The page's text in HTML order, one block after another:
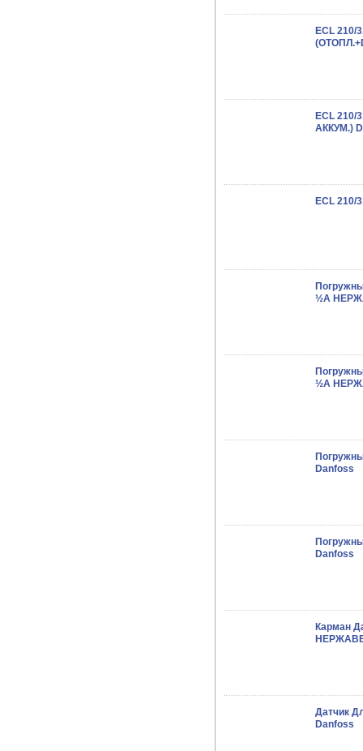
ECL
ECL
АККУМ.)
ECL
½A
½A
Danfoss
Danfoss
Карман
Датчик
Danfoss